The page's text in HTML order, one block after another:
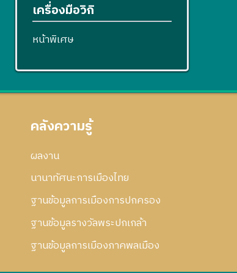
เครื่องมือวิกิ
หน้าพิเศษ
คลังความรู้
ผลงาน
นานาทัศนะการเมืองไทย
ฐานข้อมูลการเมืองการปกครอง
ฐานข้อมูลรางวัลพระปกเกล้า
ฐานข้อมูลการเมืองภาคพลเมือง